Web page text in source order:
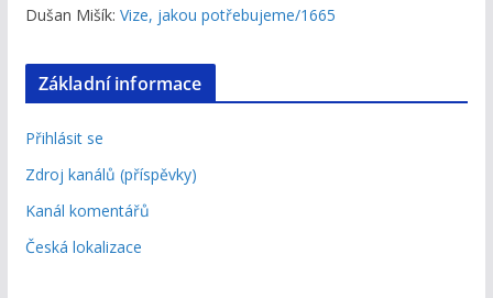
Dušan Mišík: Vize, jakou potřebujeme/1665
Základní informace
Přihlásit se
Zdroj kanálů (příspěvky)
Kanál komentářů
Česká lokalizace